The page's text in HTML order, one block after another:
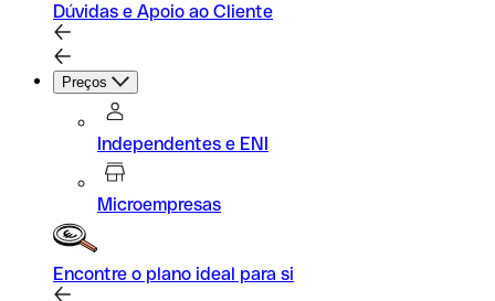
Dúvidas e Apoio ao Cliente
Preços
Independentes e ENI
Microempresas
Encontre o plano ideal para si